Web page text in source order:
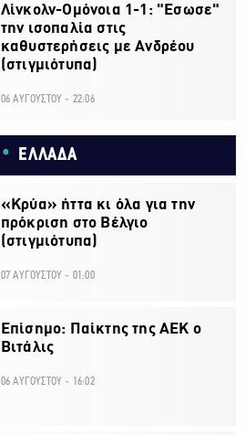
Λίνκολν-Ομόνοια 1-1: "Εσωσε"
την ισοπαλία στις
καθυστερήσεις με Ανδρέου
(στιγμιότυπα)
06 ΑΥΓΟΥΣΤΟΥ - 22:06
ΕΛΛΑΔΑ
«Κρύα» ήττα κι όλα για την
πρόκριση στο Βέλγιο
(στιγμιότυπα)
07 ΑΥΓΟΥΣΤΟΥ - 01:00
Επίσημο: Παίκτης της ΑΕΚ ο
Βιτάλις
06 ΑΥΓΟΥΣΤΟΥ - 16:02